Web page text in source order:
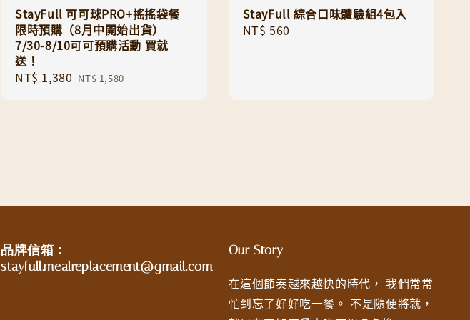
StayFull 可可球PRO+搖搖袋餐
限時預購（8月中開始出貨）
7/30-8/10可可預購活動 買就
送！
Sale
NT$ 1,380 Regular
NT$ 1,580
StayFull 綜合口味體驗組4包入
Regular
NT$ 560
品牌信箱：
stayfull.mealreplacement@gmail.com
Our Story
在這個節奏越來越快的時代， 我們常常
忙到忘了好好吃一餐。 不是隨便將就，